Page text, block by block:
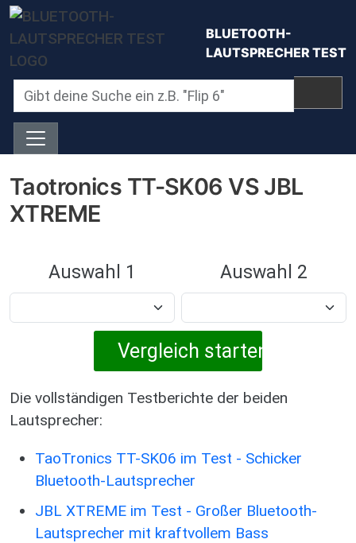
Direkt zum Inhalt
BLUETOOTH-
LAUTSPRECHER TEST
Taotronics TT-SK06 VS JBL
XTREME
Auswahl 1 Auswahl 2
Die vollständigen Testberichte der beiden
Lautsprecher:
TaoTronics TT-SK06 im Test - Schicker
Bluetooth-Lautsprecher
JBL XTREME im Test - Großer Bluetooth-
Lautsprecher mit kraftvollem Bass